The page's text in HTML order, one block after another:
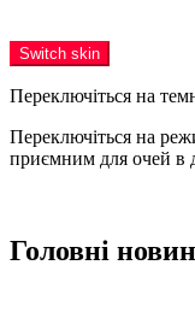
Switch skin
Переключіться на
Переключіться на
приємним для очей в
Головні